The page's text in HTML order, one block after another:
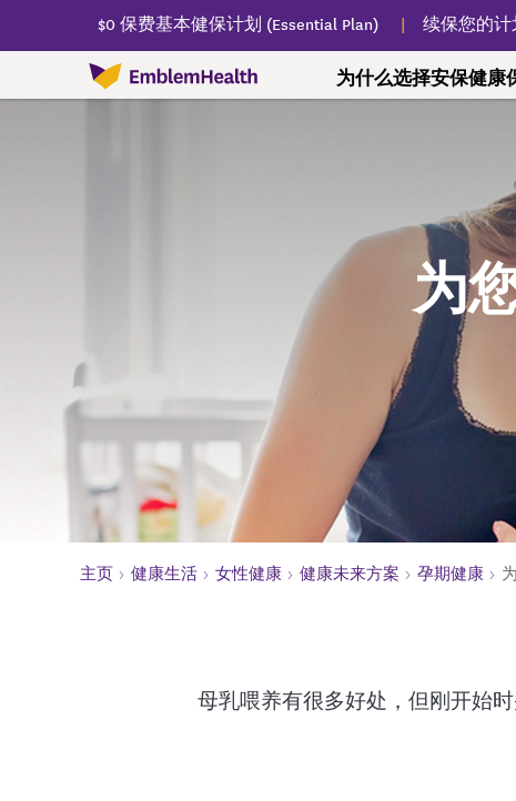
$0 保费基本健保计划 (Essential Plan) 续保您的计
为什么选择安保健康
安保社区关怀中心
关于安保社区关怀
健保计划支持
查找您附近的服务点
免费身心健康课程和
查找医生、牙医、专科服务、医院、化验
寻求合
了解在
联邦医疗保险（Medicare，即红
蓝卡）基础知识
规划联邦医疗保险（Medicare，
即红蓝卡）
如何投保
$0 保费基本健保计
健保购买市场和场
医疗补助计划（
卡）管理式医疗
健康和恢复计划
儿童医保计划（19
协助您办理计划续保
欢迎在本地活动中
们的展台
联邦医疗保险（Medicare，即红蓝卡）常见
联邦医疗保险（Medicare，即红蓝卡）支持
州资助的项目
医疗补助计划（Medicaid，即白卡）、健康
和恢复计划 (HARP)、儿童医保计划 (CHPlus)
食品和营养资源
药房
查找药
寄送药
承保的
联邦医
房
处方
寄送药
承保的
与护理管理部门联系
慢性疾病信息
无烟戒烟方案
为
主页 健康生活 女性健康 健康未来方案 孕期健康
母乳喂养有很多好处，但刚开始